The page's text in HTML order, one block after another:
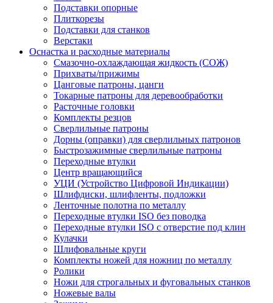
Подставки опорные
Плиткорезы
Подставки для станков
Верстаки
Оснастка и расходные материалы
Смазочно-охлаждающая жидкость (СОЖ)
Прихваты/прижимы
Цанговые патроны, цанги
Токарные патроны для деревообработки
Расточные головки
Комплекты резцов
Сверлильные патроны
Дорны (оправки) для сверлильных патронов
Быстрозажимные сверлильные патроны
Переходные втулки
Центр вращающийся
УЦИ (Устройство Цифровой Индикации)
Шлифдиски, шлифленты, подложки
Ленточные полотна по металлу
Переходные втулки ISO без поводка
Переходные втулки ISO с отверстие под клин
Кулачки
Шлифовальные круги
Комплекты ножей для ножниц по металлу
Ролики
Ножи для строгальных и фуговальных станков
Ножевые валы